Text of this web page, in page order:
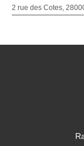
2 rue des Cotes,